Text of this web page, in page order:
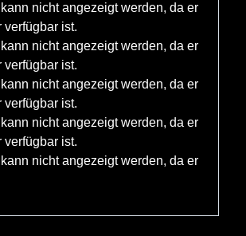
nicht angezeigt werden, da er
verfügbar ist.
nicht angezeigt werden, da er
verfügbar ist.
nicht angezeigt werden, da er
verfügbar ist.
nicht angezeigt werden, da er
verfügbar ist.
nicht angezeigt werden, da er